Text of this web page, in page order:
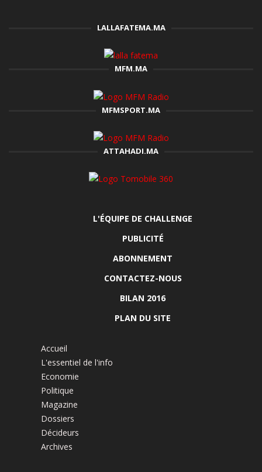
LALLAFATEMA.MA
MFM.MA
MFMSPORT.MA
ATTAHADI.MA
L'ÉQUIPE DE CHALLENGE
PUBLICITÉ
ABONNEMENT
CONTACTEZ-NOUS
BILAN 2016
PLAN DU SITE
Accueil
L'essentiel de l'info
Economie
Politique
Magazine
Dossiers
Décideurs
Archives